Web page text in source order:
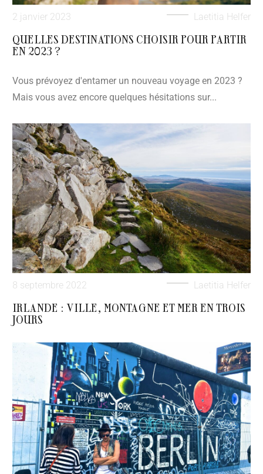
2 janvier 2023 Laetitia Helfer
QUELLES DESTINATIONS CHOISIR POUR PARTIR
EN 2023 ?
Vous prévoyez d'entamer un nouveau voyage en 2023 ?
Mais vous avez encore quelques hésitations sur...
8 septembre 2022 Laetitia Helfer
IRLANDE : VILLE, MONTAGNE ET MER EN TROIS
JOURS